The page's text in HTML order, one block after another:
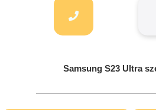
Samsung S23 Ultra